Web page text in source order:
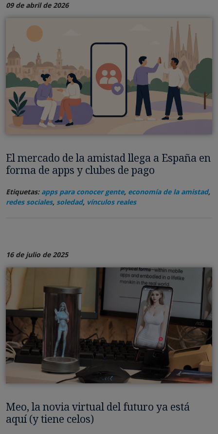
09 de abril de 2026
El mercado de la amistad llega a España en
forma de apps y clubes de pago
Etiquetas: apps para conocer gente, economía de la amistad,
redes sociales, soledad, vínculos reales
16 de julio de 2025
Meo, la novia virtual del futuro ya está
aquí (y tiene celos)